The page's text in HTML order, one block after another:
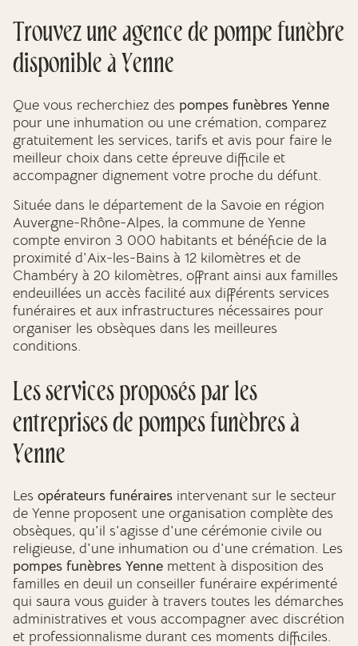
Trouvez une agence de pompe funèbre
disponible à Yenne
Que vous recherchiez des pompes funèbres Yenne
pour une inhumation ou une crémation, comparez
gratuitement les services, tarifs et avis pour faire le
meilleur choix dans cette épreuve difficile et
accompagner dignement votre proche du défunt.
Située dans le département de la Savoie en région
Auvergne-Rhône-Alpes, la commune de Yenne
compte environ 3 000 habitants et bénéficie de la
proximité d'Aix-les-Bains à 12 kilomètres et de
Chambéry à 20 kilomètres, offrant ainsi aux familles
endeuillées un accès facilité aux différents services
funéraires et aux infrastructures nécessaires pour
organiser les obsèques dans les meilleures
conditions.
Les services proposés par les
entreprises de pompes funèbres à
Yenne
Les opérateurs funéraires intervenant sur le secteur
de Yenne proposent une organisation complète des
obsèques, qu'il s'agisse d'une cérémonie civile ou
religieuse, d'une inhumation ou d'une crémation. Les
pompes funèbres Yenne mettent à disposition des
familles en deuil un conseiller funéraire expérimenté
qui saura vous guider à travers toutes les démarches
administratives et vous accompagner avec discrétion
et professionnalisme durant ces moments difficiles.